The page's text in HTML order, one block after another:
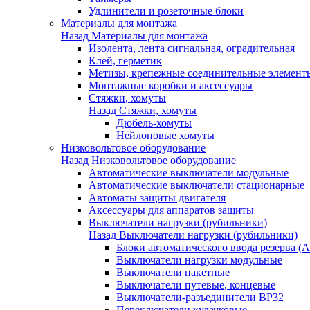
Удлинители и розеточные блоки
Материалы для монтажа
Назад Материалы для монтажа
Изолента, лента сигнальная, оградительная
Клей, герметик
Метизы, крепежные соединительные
Монтажные коробки и аксессуары
Стяжки, хомуты
Назад Стяжки, хомуты
Дюбель-хомуты
Нейлоновые хомуты
Низковольтовое оборудование
Назад Низковольтовое оборудование
Автоматические выключатели модульные
Автоматические выключатели стационарные
Автоматы защиты двигателя
Аксессуары для аппаратов защиты
Выключатели нагрузки (рубильники)
Назад Выключатели нагрузки (рубильники)
Блоки автоматического ввода резерва
Выключатели нагрузки модульные
Выключатели пакетные
Выключатели путевые, концевые
Выключатели-разъединители ВР32